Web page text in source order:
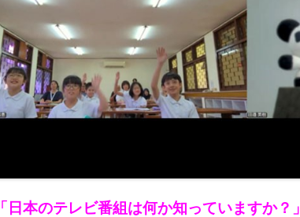
「日本のテレビ番組は何か知っていますか？」